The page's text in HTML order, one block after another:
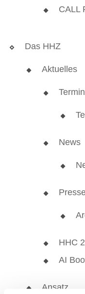
CALL
Das HHZ
Aktuelles
News
HHC
AI
Ansatz